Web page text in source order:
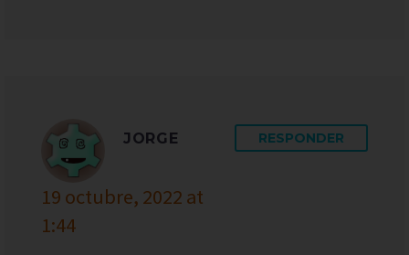
JORGE
19 octubre, 2022 at
1:44
RESPONDER